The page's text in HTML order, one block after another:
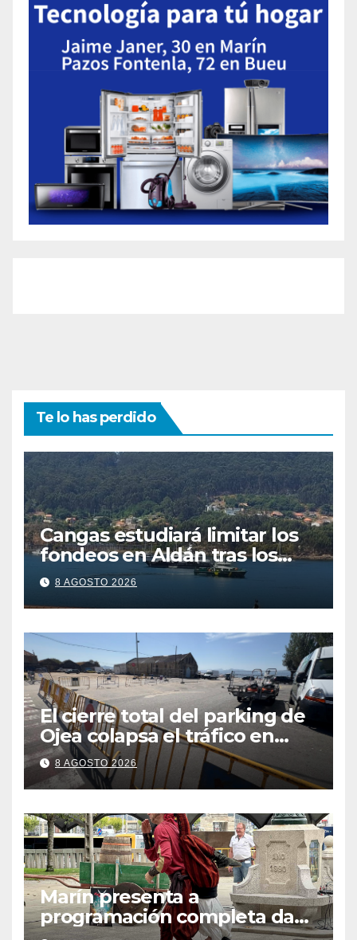
Te lo has perdido
Cangas estudiará limitar los
fondeos en Aldán tras los
últimos episodios de
contaminación en O Con
8 AGOSTO 2026
El cierre total del parking de
Ojea colapsa el tráfico en
Cangas
8 AGOSTO 2026
Marín presenta a
programación completa da